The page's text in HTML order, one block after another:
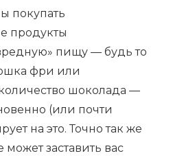
покупать
продукты
пищу — будь то
фри или
шоколада —
(или почти
на это. Точно так же
заставить вас